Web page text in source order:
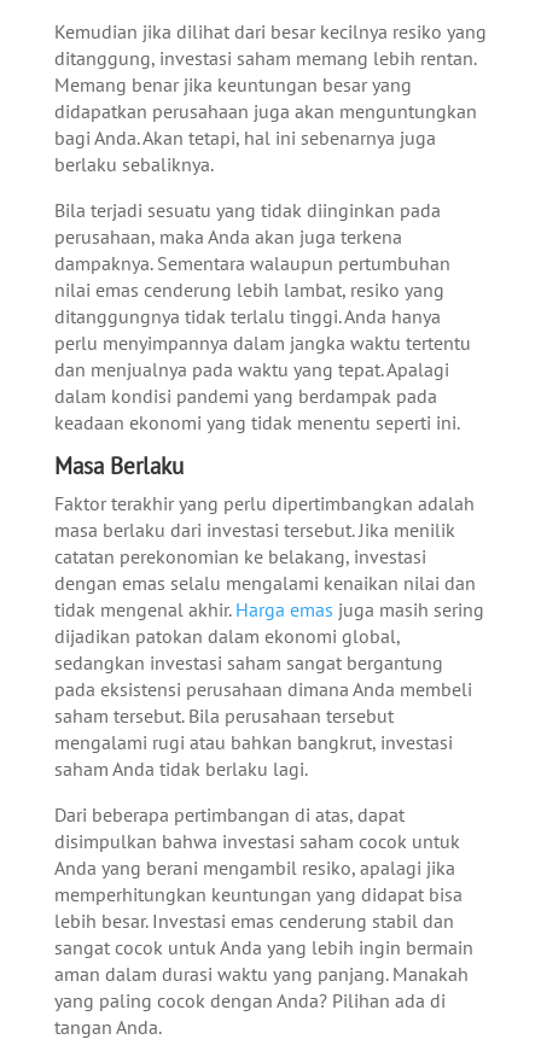
Kemudian jika dilihat dari besar kecilnya resiko yang
ditanggung, investasi saham memang lebih rentan.
Memang benar jika keuntungan besar yang
didapatkan perusahaan juga akan menguntungkan
bagi Anda. Akan tetapi, hal ini sebenarnya juga
berlaku sebaliknya.
Bila terjadi sesuatu yang tidak diinginkan pada
perusahaan, maka Anda akan juga terkena
dampaknya. Sementara walaupun pertumbuhan
nilai emas cenderung lebih lambat, resiko yang
ditanggungnya tidak terlalu tinggi. Anda hanya
perlu menyimpannya dalam jangka waktu tertentu
dan menjualnya pada waktu yang tepat. Apalagi
dalam kondisi pandemi yang berdampak pada
keadaan ekonomi yang tidak menentu seperti ini.
Masa Berlaku
Faktor terakhir yang perlu dipertimbangkan adalah
masa berlaku dari investasi tersebut. Jika menilik
catatan perekonomian ke belakang, investasi
dengan emas selalu mengalami kenaikan nilai dan
tidak mengenal akhir. Harga emas juga masih sering
dijadikan patokan dalam ekonomi global,
sedangkan investasi saham sangat bergantung
pada eksistensi perusahaan dimana Anda membeli
saham tersebut. Bila perusahaan tersebut
mengalami rugi atau bahkan bangkrut, investasi
saham Anda tidak berlaku lagi.
Dari beberapa pertimbangan di atas, dapat
disimpulkan bahwa investasi saham cocok untuk
Anda yang berani mengambil resiko, apalagi jika
memperhitungkan keuntungan yang didapat bisa
lebih besar. Investasi emas cenderung stabil dan
sangat cocok untuk Anda yang lebih ingin bermain
aman dalam durasi waktu yang panjang. Manakah
yang paling cocok dengan Anda? Pilihan ada di
tangan Anda.